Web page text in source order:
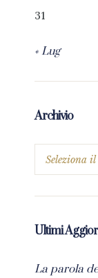
31
« Lug
Archivio
Ultimi
La parola